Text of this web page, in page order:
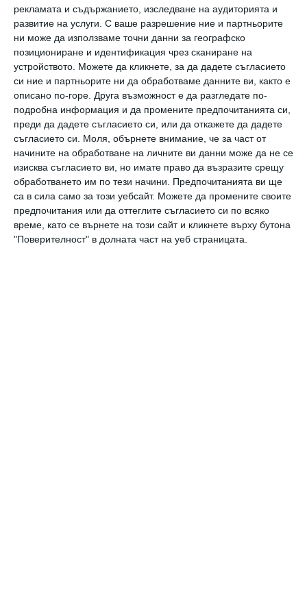
рекламата и съдържанието, изследване на аудиторията и
развитие на услуги. С ваше разрешение ние и партньорите
ни може да използваме точни данни за географско
позициониране и идентификация чрез сканиране на
устройството. Можете да кликнете, за да дадете съгласието
си ние и партньорите ни да обработваме данните ви, както е
описано по-горе. Друга възможност е да разгледате по-
подробна информация и да промените предпочитанията си,
преди да дадете съгласието си, или да откажете да дадете
съгласието си.
Моля, обърнете внимание, че за част от
начините на обработване на личните ви данни може да не се
изисква съгласието ви, но имате право да възразите срещу
обработването им по тези начини. Предпочитанията ви ще
са в сила само за този уебсайт. Можете да промените своите
предпочитания или да оттеглите съгласието си по всяко
време, като се върнете на този сайт и кликнете върху бутона
"Поверителност" в долната част на уеб страницата.
Синът ми се обърна към мен и промълви:
„Прасето е тъжно.“ Все едно знаеше!
Обясних му, че това е една от причините за
моя избор на начин на хранене – така няма да
правя животните тъжни. Не съм сигурна, че
към онзи момент той напълно ме разбра за
какво говоря, но днес е наясно със всички
причини за моето решение.
Въпреки това, той ми даде да разбера, че
няма желание да става вегетарианец като
мен. Точните му думи бяха: „Аз съм малко
вегетарианец - обичам спанак и броколи, и